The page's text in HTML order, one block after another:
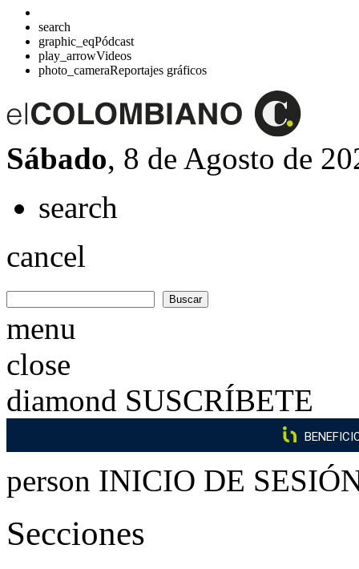
search
graphic_eqPódcast
play_arrowVideos
photo_cameraReportajes gráficos
Sábado, 8 de Agosto de
search
cancel
menu
close
diamond SUSCRÍBETE
person INICIO DE
Secciones